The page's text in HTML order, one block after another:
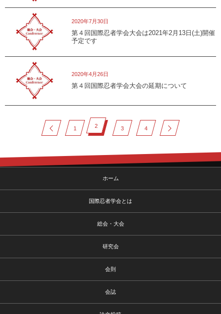
総会・大会
2020年7月30日
第４回国際忍者学会大会は2021年2月13日(土)開催
予定です
総会・大会
2020年4月26日
第４回国際忍者学会大会の延期について
1 2 3 4
ホーム
国際忍者学会とは
総会・大会
研究会
会則
会誌